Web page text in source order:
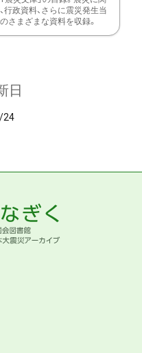
行政資料、さらに震災発生当
さまざまな資料を収録。
日
24